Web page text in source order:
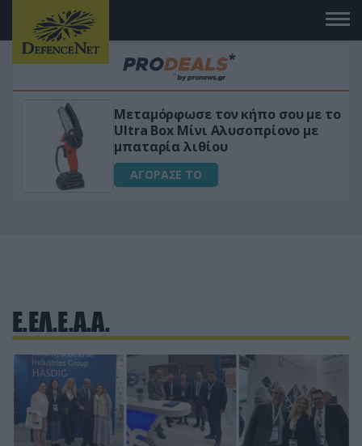
Μεταμόρφωσε τον κήπο σου με το
Ultra Box Μίνι Αλυσοπρίονο με
μπαταρία λιθίου
ΑΓΟΡΑΣΕ ΤΟ
Ε.ΕΛ.Ε.Α.Α.